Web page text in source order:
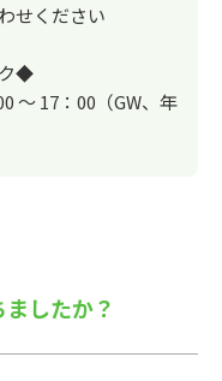
せください
◆
～ 17：00（GW、年
したか？